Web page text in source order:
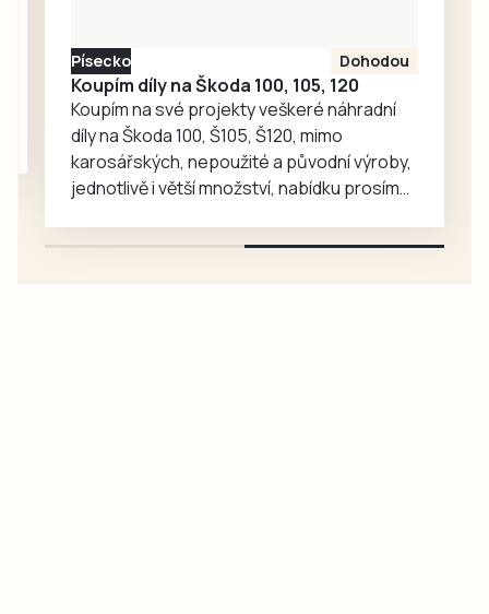
Písecko Dohodou
Koupím díly na Škoda 100, 105, 120
Koupím na své projekty veškeré náhradní
díly na Škoda 100, Š105, Š120, mimo
karosářských, nepoužité a původní výroby,
jednotlivě i větší množství, nabídku prosím